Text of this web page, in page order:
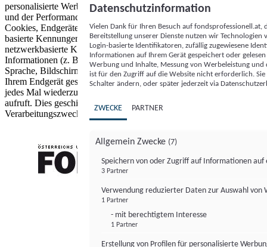
personalisierte Werbung und Inhalte, Messung von Werbeleistung
und der Performance von Inhalten sowie Zielgruppenforschung.
Cookies, Endgeräte- oder ähnliche Online-Kennungen (z. B. login-
basierte Kennungen, zufällig generierte Kennungen,
netzwerkbasierte Kennungen) können zusammen mit anderen
Informationen (z. B. Browsertyp und Browserinformationen,
Sprache, Bildschirmgröße, unterstützte Technologien usw.) auf
Ihrem Endgerät gespeichert oder von dort ausgelesen werden, um es
jedes Mal wiederzuerkennen, wenn es eine App oder einer Webseite
aufruft. Dies geschieht für einen oder mehrere der hier aufgeführten
Verarbeitungszwecke.
Datenschutzinformation
Vielen Dank für Ihren Besuch auf
Bereitstellung unserer Dienste nutzen wir Technologien
Login-basierte Identifikatoren, zufällig zugewiesene
Informationen auf Ihrem Gerät gespeichert oder
Werbung und Inhalte, Messung von Werbeleistung
ist für den Zugriff auf die Website nicht erforderlich.
Schalter ändern, oder später jederzeit via
ZWECKE PARTNER
Allgemein Zwecke (7)
Speichern von oder Zugriff auf Informationen auf
3 Partner
Verwendung reduzierter Daten zur Auswahl von
1 Partner
- mit berechtigtem Interesse
1 Partner
Erstellung von Profilen für personalisierte
FONDS professionell